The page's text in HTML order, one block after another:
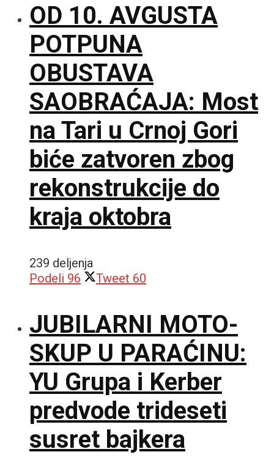
OD 10. AVGUSTA
POTPUNA
OBUSTAVA
SAOBRAĆAJA: Most
na Tari u Crnoj Gori
biće zatvoren zbog
rekonstrukcije do
kraja oktobra
239 deljenja
Podeli 96 Tweet 60
JUBILARNI MOTO-
SKUP U PARAĆINU:
YU Grupa i Kerber
predvode trideseti
susret bajkera